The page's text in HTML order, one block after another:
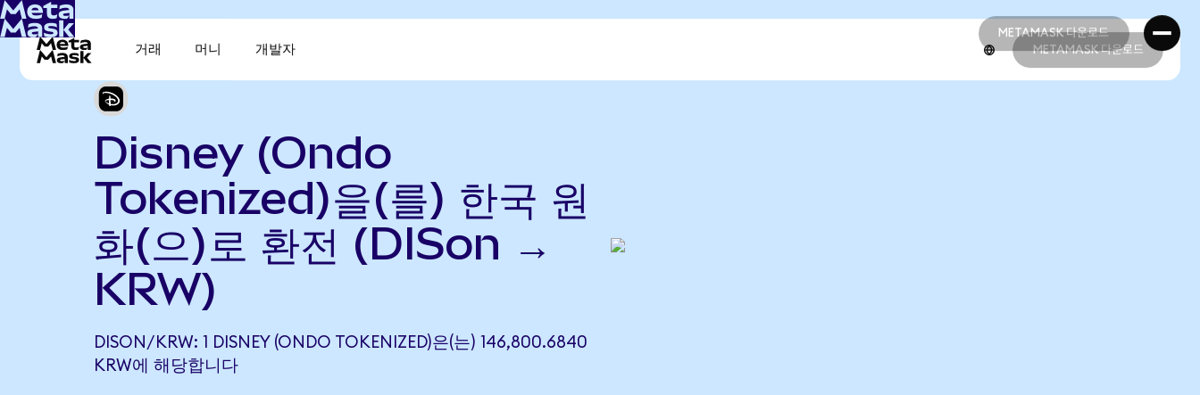
METAMASK 다운로드
METAMASK 다운로드
거래 머니 개발자 METAMASK 다운로드
Disney (Ondo
Tokenized)을(를) 한국 원
화(으)로 환전 (DISon →
KRW)
DISON/KRW: 1 DISNEY (ONDO TOKENIZED)은(는) 146,800.6840
KRW에 해당합니다